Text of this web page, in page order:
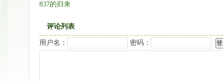
837的归来
评论列表
用户名： 密码：